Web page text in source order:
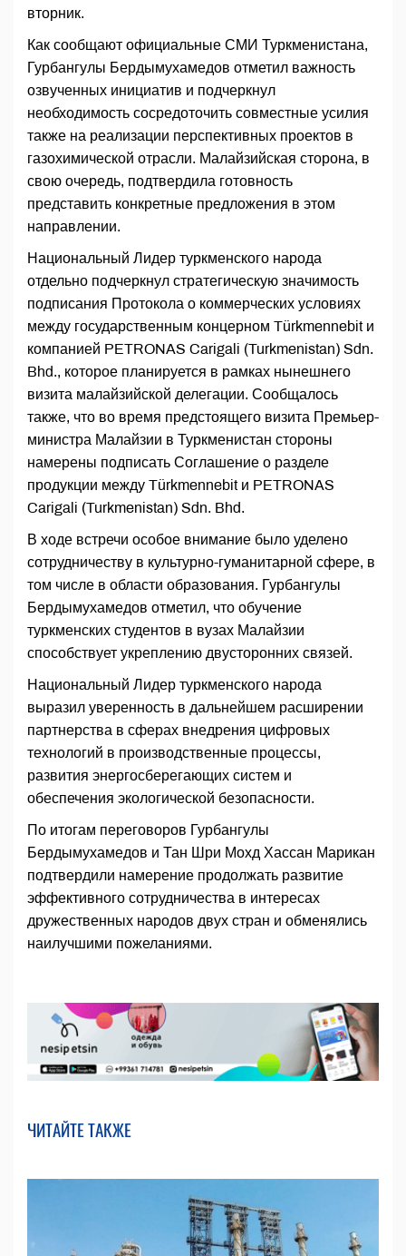
вторник.
Как сообщают официальные СМИ Туркменистана,
Гурбангулы Бердымухамедов отметил важность
озвученных инициатив и подчеркнул
необходимость сосредоточить совместные усилия
также на реализации перспективных проектов в
газохимической отрасли. Малайзийская сторона, в
свою очередь, подтвердила готовность
представить конкретные предложения в этом
направлении.
Национальный Лидер туркменского народа
отдельно подчеркнул стратегическую значимость
подписания Протокола о коммерческих условиях
между государственным концерном Türkmennebit и
компанией PETRONAS Carigali (Turkmenistan) Sdn.
Bhd., которое планируется в рамках нынешнего
визита малайзийской делегации. Сообщалось
также, что во время предстоящего визита Премьер-
министра Малайзии в Туркменистан стороны
намерены подписать Соглашение о разделе
продукции между Türkmennebit и PETRONAS
Carigali (Turkmenistan) Sdn. Bhd.
В ходе встречи особое внимание было уделено
сотрудничеству в культурно-гуманитарной сфере, в
том числе в области образования. Гурбангулы
Бердымухамедов отметил, что обучение
туркменских студентов в вузах Малайзии
способствует укреплению двусторонних связей.
Национальный Лидер туркменского народа
выразил уверенность в дальнейшем расширении
партнерства в сферах внедрения цифровых
технологий в производственные процессы,
развития энергосберегающих систем и
обеспечения экологической безопасности.
По итогам переговоров Гурбангулы
Бердымухамедов и Тан Шри Мохд Хассан Марикан
подтвердили намерение продолжать развитие
эффективного сотрудничества в интересах
дружественных народов двух стран и обменялись
наилучшими пожеланиями.
ЧИТАЙТЕ ТАКЖЕ